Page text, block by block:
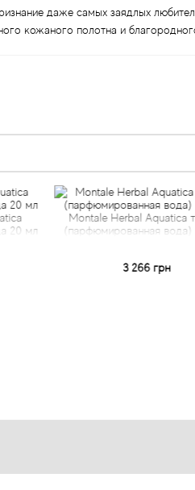
даже самых заядлых
кожаного полотна и
Herbal Aquatica тестер
вода) 100 мл